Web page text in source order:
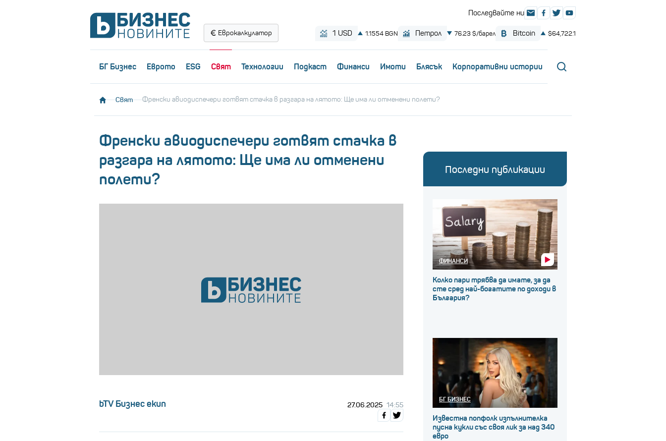
Еврокалкулатор
БГ Бизнес Еврото ESG Свят Технологии Пoдкаст Финанси Имоти Блясък Корпоративни истории
Свят Френски авиодиспечери готвят стачка в разгара на лятото: Ще има ли отменени полети?
Френски авиодиспечери готвят стачка в
разгара на лятото: Ще има ли отменени
полети?
bTV Бизнес екип 27.06.2025 14:55
Последни публикации
ФИНАНСИ
Колко пари трябва да имате, за да
сте сред най-богатите по доходи в
България?
БГ БИЗНЕС
Известна попфолк изпълнителка
пусна кукли със своя лик за над 340
евро